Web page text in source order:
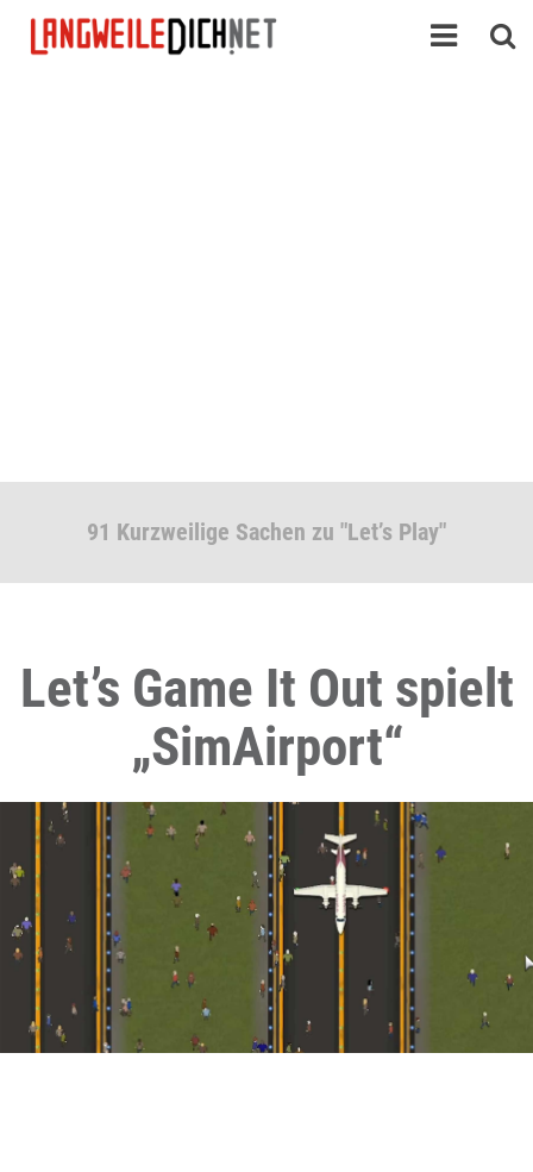
91 Kurzweilige Sachen zu "Let’s Play"
Let’s Game It Out spielt
„SimAirport“